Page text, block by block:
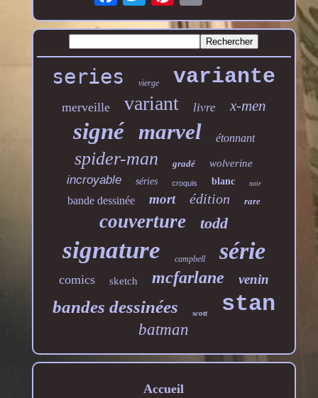
series vierge variante
merveille variant livre x-men
signé marvel étonnant
spider-man gradé wolverine
incroyable séries croquis blanc noir
bande dessinée mort édition rare
couverture todd
signature campbell série
comics sketch mcfarlane venin
bandes dessinées scott stan
batman
Accueil